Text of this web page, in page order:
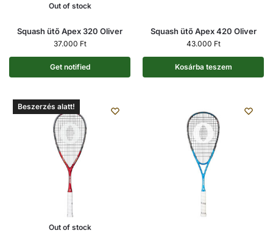
Out of stock
Squash ütő Apex 320 Oliver
37.000 Ft
Get notified
Squash ütő Apex 420 Oliver
43.000 Ft
Kosárba teszem
Out of stock
Beszerzés alatt!